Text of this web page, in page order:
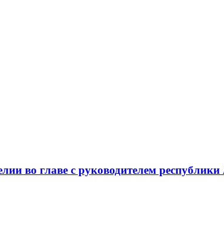
во главе с руководителем